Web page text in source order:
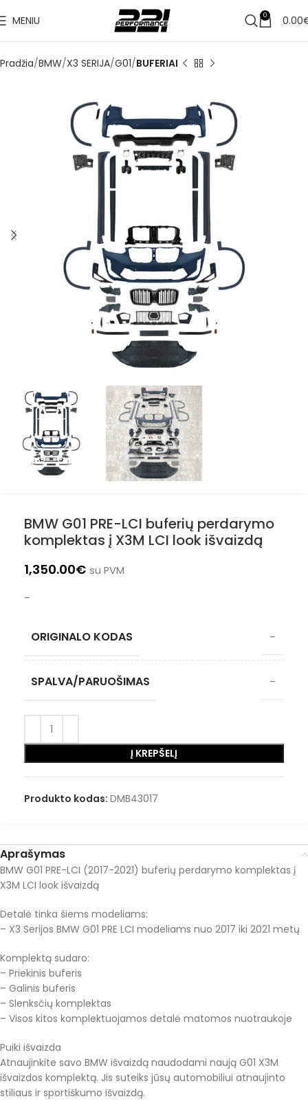
MENIU 0 0.00
Pradžia BMW X3 SERIJA G01 BUFERIAI
BMW G01 PRE-LCI buferių perdarymo
komplektas į X3M LCI look išvaizdą
1,350.00€ su PVM
–
ORIGINALO KODAS –
SPALVA/PARUOŠIMAS –
✔ Pristatymas per 1–3 d. d.
Į KREPŠELĮ
Produkto kodas: DMB43017
Aprašymas
BMW G01 PRE-LCI (2017-2021) buferių perdarymo komplektas į
X3M LCI look išvaizdą
Detalė tinka šiems modeliams:
– X3 Serijos BMW G01 PRE LCI modeliams nuo 2017 iki 2021 metų
Komplektą sudaro:
– Priekinis buferis
– Galinis buferis
– Slenksčių komplektas
– Visos kitos komplektuojamos detalė matomos nuotraukoje
Puiki išvaizda
Atnaujinkite savo BMW išvaizdą naudodami naują G01 X3M
išvaizdos komplektą. Jis suteiks jūsų automobiliui atnaujinto
stiliaus ir sportiškumo išvaizdą.